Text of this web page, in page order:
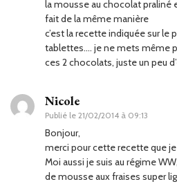
la mousse au chocolat praliné
fait de la même manière
c’est la recette indiquée sur le
tablettes…. je ne mets même
ces 2 chocolats, juste un peu
Nicole
Publié le 21/02/2014 à 09:13
Bonjour,
merci pour cette recette que
Moi aussi je suis au régime
de mousse aux fraises super